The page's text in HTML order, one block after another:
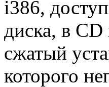
i386,
диска, в
сжатый
которого